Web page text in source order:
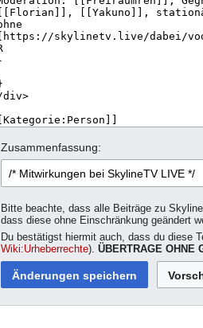
Zusammenfassung:
Bitte beachte, dass alle Beiträge zu
dass diese ohne Einschränkung geändert
Du bestätigst hiermit auch, dass du diese
Wiki:Urheberrechte). ÜBERTRAGE OHNE